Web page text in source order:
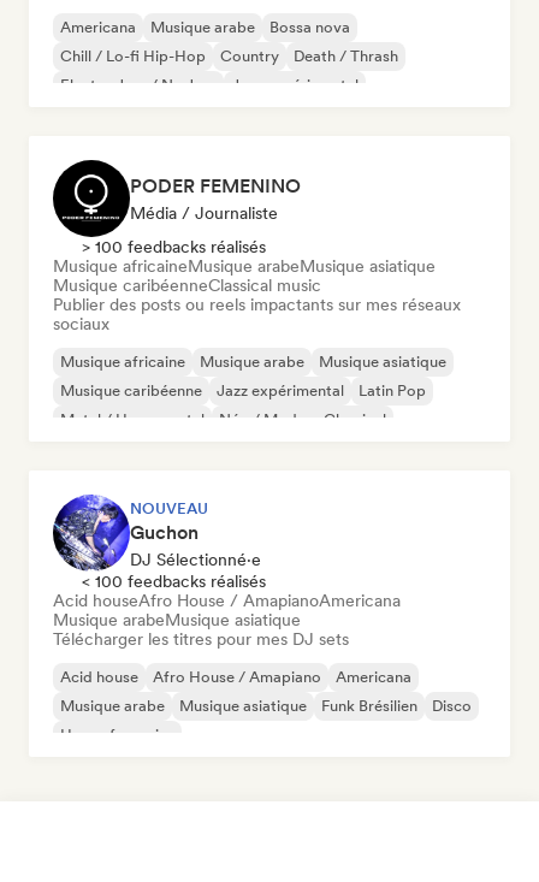
Americana Musique arabe
Bossa nova
Chill / Lo-fi Hip-Hop
Country
Death / Thrash
Electro Jazz / Nu Jazz
Jazz expérimental
PODER FEMENINO
Média / Journaliste
> 100 feedbacks réalisés
Musique africaineMusique arabeMusique asiatique
Musique caribéenneClassical music
Publier des posts ou reels impactants sur mes réseaux
sociaux
Musique africaine Musique arabe
Musique asiatique
Musique caribéenne
Jazz expérimental
Latin Pop
Metal / Heavy metal
Néo / Modern Classical
NOUVEAU
Guchon
DJ Sélectionné·e
< 100 feedbacks réalisés
Acid houseAfro House / AmapianoAmericana
Musique arabeMusique asiatique
Télécharger les titres pour mes DJ sets
Acid house Afro House / Amapiano
Americana
Musique arabe
Musique asiatique Funk Brésilien
Disco
House française